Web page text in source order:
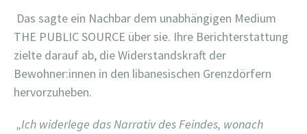
Das sagte ein Nachbar dem unabhängigen Medium
THE PUBLIC SOURCE über sie. Ihre Berichterstattung
zielte darauf ab, die Widerstandskraft der
Bewohner:innen in den libanesischen Grenzdörfern
hervorzuheben.
„Ich widerlege das Narrativ des Feindes, wonach